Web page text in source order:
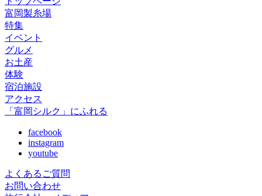
富岡製糸場
特集
イベント
グルメ
お土産
体験
宿泊施設
アクセス
「富岡シルク」にふれる
facebook
instagram
youtube
よくあるご質問
お問い合わせ